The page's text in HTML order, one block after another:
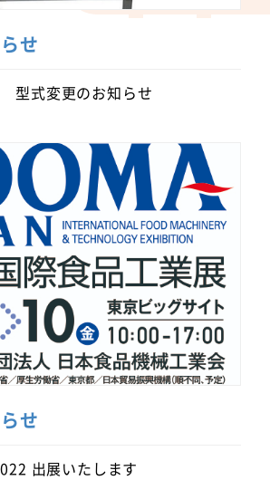
せ
型式変更のお知らせ
せ
出展いたします